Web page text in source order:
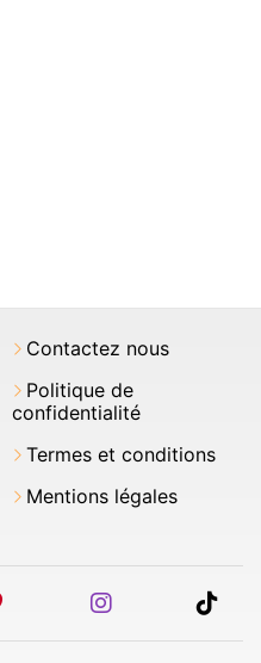
Contactez nous
Politique de
confidentialité
Termes et conditions
Mentions légales
pinterest instagram